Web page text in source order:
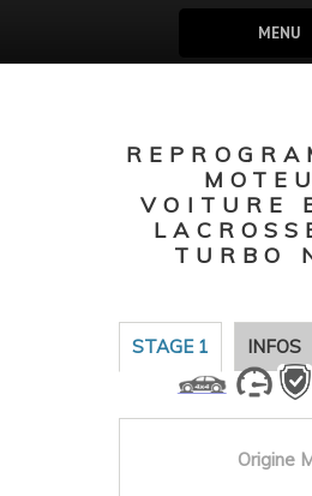
MENU
VOITURE
TURBO
STAGE 1 INFOS
Origine